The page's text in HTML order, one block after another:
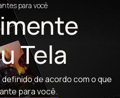
para você
Tela
de acordo com o que
para você.